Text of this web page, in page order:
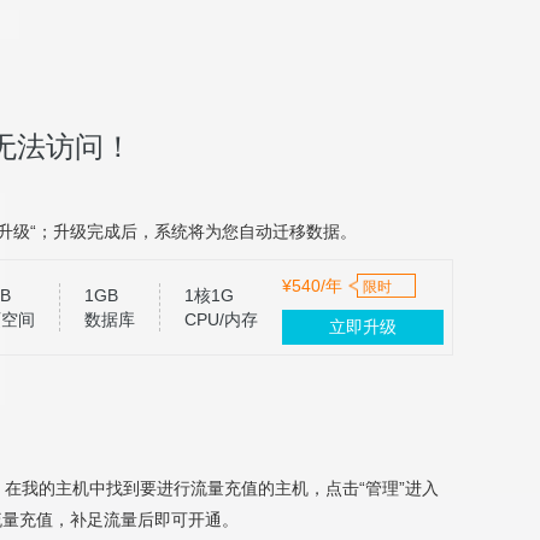
访问！
“；升级完成后，系统将为您自动迁移数据。
间
1GB
数据库
1核1G
CPU/内存
¥540/年 限时
立即升级
在我的主机中找到要进行流量充值的主机，点击“管理”进入
充值，补足流量后即可开通。